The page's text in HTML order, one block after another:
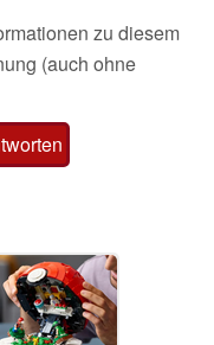
zu diesem
(auch ohne